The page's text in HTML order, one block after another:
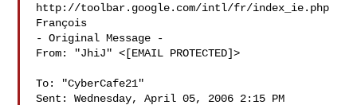
http://toolbar.google.com/intl/fr/index_ie.php
François
- Original Message -
From: "JhiJ" <[EMAIL PROTECTED]>
To: "CyberCafe21"
Sent: Wednesday, April 05, 2006 2:15 PM